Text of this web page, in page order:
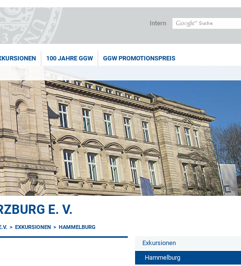
Intern
100 JAHRE GGW
GGW PROMOTIONSPREIS
E. V.
EXKURSIONEN HAMMELBURG
Exkursionen
Hammelburg